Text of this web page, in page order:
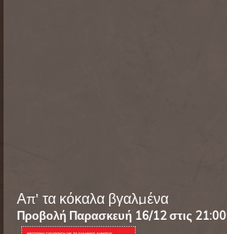
Απ' τα κόκαλα βγαλμένα
Προβολή Παρασκευή 16/12 στις 21:00